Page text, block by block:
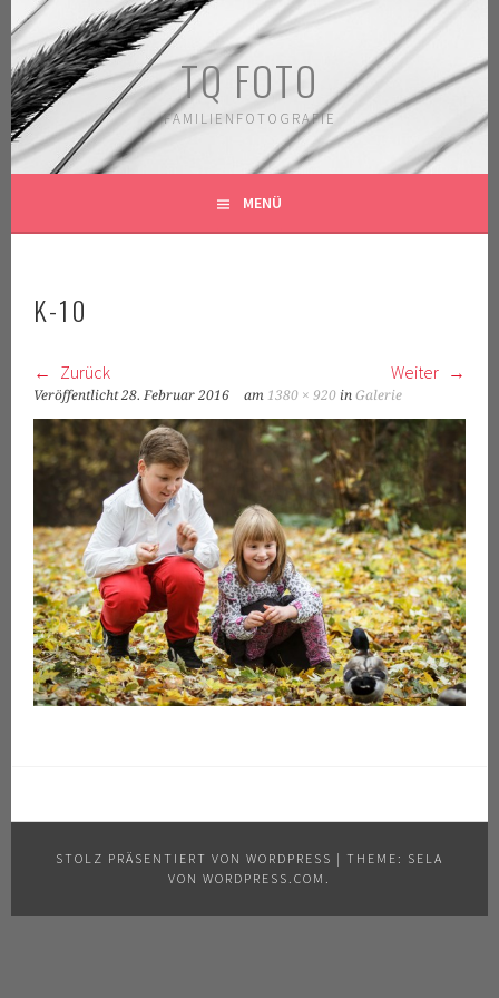
Springe
zum
Inhalt
TQ FOTO
FAMILIENFOTOGRAFIE
MENÜ
K-10
Zurück Weiter
Veröffentlicht28. Februar 2016 am 1380 × 920 inGalerie
STOLZ PRÄSENTIERT VON WORDPRESS | THEME: SELA
VON WORDPRESS.COM .